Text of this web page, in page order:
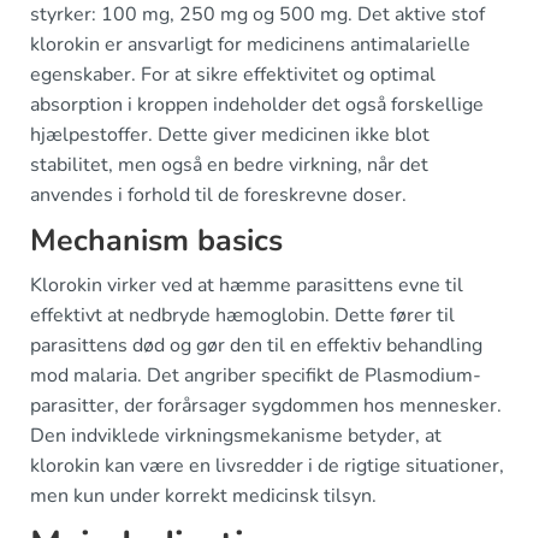
styrker: 100 mg, 250 mg og 500 mg. Det aktive stof
klorokin er ansvarligt for medicinens antimalarielle
egenskaber. For at sikre effektivitet og optimal
absorption i kroppen indeholder det også forskellige
hjælpestoffer. Dette giver medicinen ikke blot
stabilitet, men også en bedre virkning, når det
anvendes i forhold til de foreskrevne doser.
Mechanism basics
Klorokin virker ved at hæmme parasittens evne til
effektivt at nedbryde hæmoglobin. Dette fører til
parasittens død og gør den til en effektiv behandling
mod malaria. Det angriber specifikt de Plasmodium-
parasitter, der forårsager sygdommen hos mennesker.
Den indviklede virkningsmekanisme betyder, at
klorokin kan være en livsredder i de rigtige situationer,
men kun under korrekt medicinsk tilsyn.